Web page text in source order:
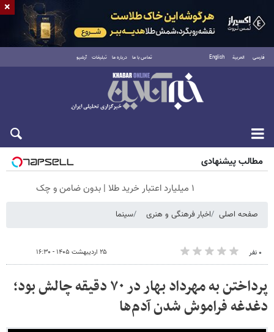
فارسی العربية English تماس با ما درباره ما تبلیغات آرشیو
جمعه ۱۶ مرداد ۱۴۰۵
مطالب پیشنهادی
۱ میلیارد اعتبار خرید طلا | بدون ضامن و چک
صفحه اصلی اخبار فرهنگی و هنری سینما
۰ نفر ۲۵ اردیبهشت ۱۴۰۵ - ۱۶:۳۰
پرداختن به مهرداد بهار در ۷۰ دقیقه چالش بود؛
دغدغه فراموش شدن آدم‌ها
×